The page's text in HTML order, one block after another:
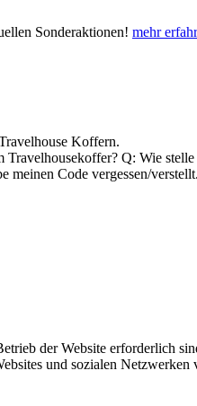
Sonderaktionen! mehr
Koffern.
Travelhousekoffer? Q: Wie stelle
meinen Code vergessen/
der Website erforderlich
und sozialen